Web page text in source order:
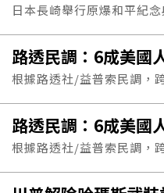
日本長崎舉行原爆和平紀
議，在日本社群持續發酵
式感到不滿，認為不...
根據路透社/益普索民調，
對社群媒體公司的經營方
齡驗證機制，以限...
根據路透社/益普索民調，
對社群媒體公司的經營方